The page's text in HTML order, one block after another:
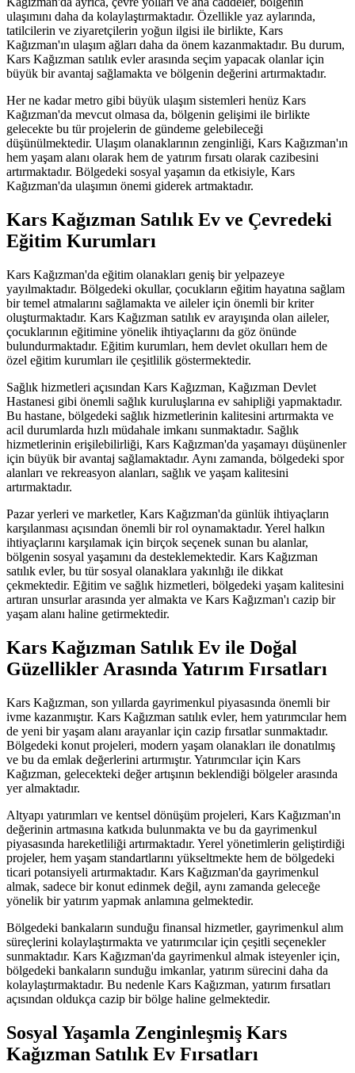
ulaşımını daha da kolaylaştırmaktadır. Özellikle yaz aylarında,
tatilcilerin ve ziyaretçilerin yoğun ilgisi ile birlikte, Kars
Kağızman'ın ulaşım ağları daha da önem kazanmaktadır. Bu durum,
Kars Kağızman satılık evler arasında seçim yapacak olanlar için
büyük bir avantaj sağlamakta ve bölgenin değerini artırmaktadır.
Her ne kadar metro gibi büyük ulaşım sistemleri henüz Kars
Kağızman'da mevcut olmasa da, bölgenin gelişimi ile birlikte
gelecekte bu tür projelerin de gündeme gelebileceği
düşünülmektedir. Ulaşım olanaklarının zenginliği, Kars Kağızman'ın
hem yaşam alanı olarak hem de yatırım fırsatı olarak cazibesini
artırmaktadır. Bölgedeki sosyal yaşamın da etkisiyle, Kars
Kağızman'da ulaşımın önemi giderek artmaktadır.
Kars Kağızman Satılık Ev ve Çevredeki
Eğitim Kurumları
Kars Kağızman'da eğitim olanakları geniş bir yelpazeye
yayılmaktadır. Bölgedeki okullar, çocukların eğitim hayatına sağlam
bir temel atmalarını sağlamakta ve aileler için önemli bir kriter
oluşturmaktadır. Kars Kağızman satılık ev arayışında olan aileler,
çocuklarının eğitimine yönelik ihtiyaçlarını da göz önünde
bulundurmaktadır. Eğitim kurumları, hem devlet okulları hem de
özel eğitim kurumları ile çeşitlilik göstermektedir.
Sağlık hizmetleri açısından Kars Kağızman, Kağızman Devlet
Hastanesi gibi önemli sağlık kuruluşlarına ev sahipliği yapmaktadır.
Bu hastane, bölgedeki sağlık hizmetlerinin kalitesini artırmakta ve
acil durumlarda hızlı müdahale imkanı sunmaktadır. Sağlık
hizmetlerinin erişilebilirliği, Kars Kağızman'da yaşamayı düşünenler
için büyük bir avantaj sağlamaktadır. Aynı zamanda, bölgedeki spor
alanları ve rekreasyon alanları, sağlık ve yaşam kalitesini
artırmaktadır.
Pazar yerleri ve marketler, Kars Kağızman'da günlük ihtiyaçların
karşılanması açısından önemli bir rol oynamaktadır. Yerel halkın
ihtiyaçlarını karşılamak için birçok seçenek sunan bu alanlar,
bölgenin sosyal yaşamını da desteklemektedir. Kars Kağızman
satılık evler, bu tür sosyal olanaklara yakınlığı ile dikkat
çekmektedir. Eğitim ve sağlık hizmetleri, bölgedeki yaşam kalitesini
artıran unsurlar arasında yer almakta ve Kars Kağızman'ı cazip bir
yaşam alanı haline getirmektedir.
Kars Kağızman Satılık Ev ile Doğal
Güzellikler Arasında Yatırım Fırsatları
Kars Kağızman, son yıllarda gayrimenkul piyasasında önemli bir
ivme kazanmıştır. Kars Kağızman satılık evler, hem yatırımcılar hem
de yeni bir yaşam alanı arayanlar için cazip fırsatlar sunmaktadır.
Bölgedeki konut projeleri, modern yaşam olanakları ile donatılmış
ve bu da emlak değerlerini artırmıştır. Yatırımcılar için Kars
Kağızman, gelecekteki değer artışının beklendiği bölgeler arasında
yer almaktadır.
Altyapı yatırımları ve kentsel dönüşüm projeleri, Kars Kağızman'ın
değerinin artmasına katkıda bulunmakta ve bu da gayrimenkul
piyasasında hareketliliği artırmaktadır. Yerel yönetimlerin geliştirdiği
projeler, hem yaşam standartlarını yükseltmekte hem de bölgedeki
ticari potansiyeli artırmaktadır. Kars Kağızman'da gayrimenkul
almak, sadece bir konut edinmek değil, aynı zamanda geleceğe
yönelik bir yatırım yapmak anlamına gelmektedir.
Bölgedeki bankaların sunduğu finansal hizmetler, gayrimenkul alım
süreçlerini kolaylaştırmakta ve yatırımcılar için çeşitli seçenekler
sunmaktadır. Kars Kağızman'da gayrimenkul almak isteyenler için,
bölgedeki bankaların sunduğu imkanlar, yatırım sürecini daha da
kolaylaştırmaktadır. Bu nedenle Kars Kağızman, yatırım fırsatları
açısından oldukça cazip bir bölge haline gelmektedir.
Sosyal Yaşamla Zenginleşmiş Kars
Kağızman Satılık Ev Fırsatları